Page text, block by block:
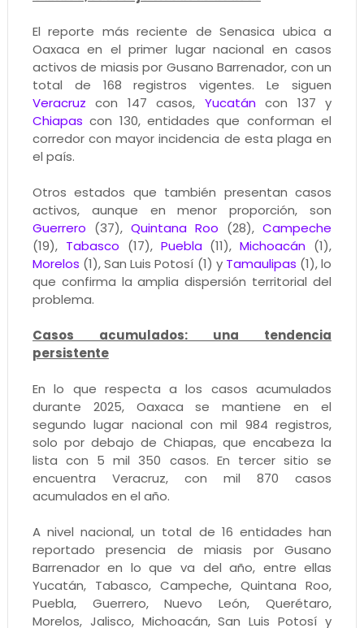
El reporte más reciente de Senasica ubica a
Oaxaca en el primer lugar nacional en casos
activos de miasis por Gusano Barrenador, con un
total de 168 registros vigentes. Le siguen
Veracruz con 147 casos, Yucatáncon 137 y
Chiapas con 130, entidades que conforman el
corredor con mayor incidencia de esta plaga en
el país.
Otros estados que también presentan casos
activos, aunque en menor proporción, son
Guerrero (37), Quintana Roo (28),Campeche
(19), Tabasco (17), Puebla(11),Michoacán (1),
Morelos (1), San Luis Potosí (1) y Tamaulipas (1), lo
que confirma la amplia dispersión territorial del
problema.
Casos acumulados: una tendencia
persistente
En lo que respecta a los casos acumulados
durante 2025, Oaxaca se mantiene en el
segundo lugar nacional con mil 984 registros,
solo por debajo de Chiapas, que encabeza la
lista con 5 mil 350 casos. En tercer sitio se
encuentra Veracruz, con mil 870 casos
acumulados en el año.
A nivel nacional, un total de 16 entidades han
reportado presencia de miasis por Gusano
Barrenador en lo que va del año, entre ellas
Yucatán, Tabasco, Campeche, Quintana Roo,
Puebla, Guerrero, Nuevo León, Querétaro,
Morelos, Jalisco, Michoacán, San Luis Potosí y